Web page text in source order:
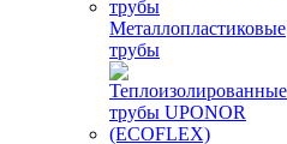
Металлопластиковые
трубы